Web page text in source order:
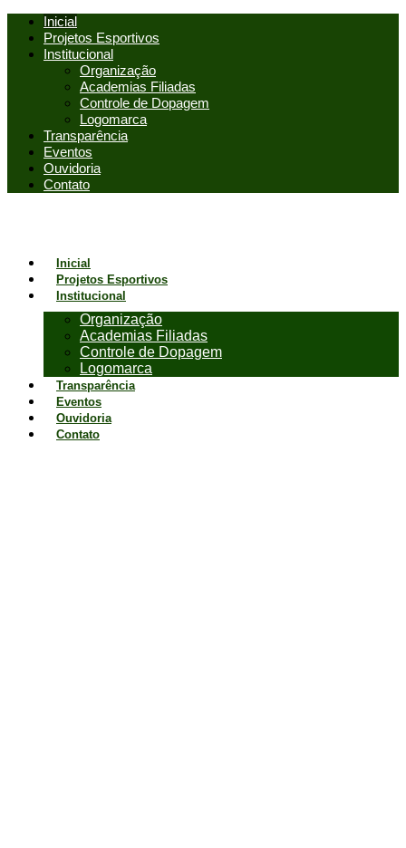
Inicial
Projetos Esportivos
Institucional
Organização
Academias Filiadas
Controle de Dopagem
Logomarca
Transparência
Eventos
Ouvidoria
Contato
Inicial
Projetos Esportivos
Institucional
Organização
Academias Filiadas
Controle de Dopagem
Logomarca
Transparência
Eventos
Ouvidoria
Contato